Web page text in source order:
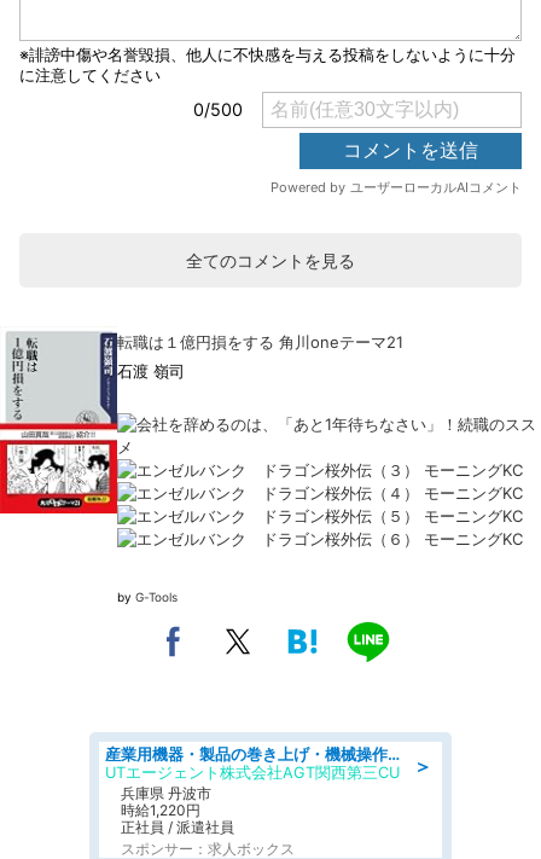
全てのコメントを見る
転職は１億円損をする 角川oneテーマ21
石渡 嶺司
by G-Tools
＞
産業用機器・製品の巻き上げ・機械操作・材料補充/寮完備/日勤/日払い/工場・製造
UTエージェント株式会社AGT関西第三CU
兵庫県 丹波市
時給1,220円
正社員 / 派遣社員
スポンサー：求人ボックス